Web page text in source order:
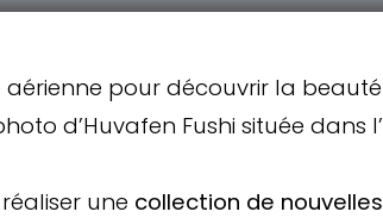
aérienne pour découvrir la
d’Huvafen Fushi située dans
une collection de